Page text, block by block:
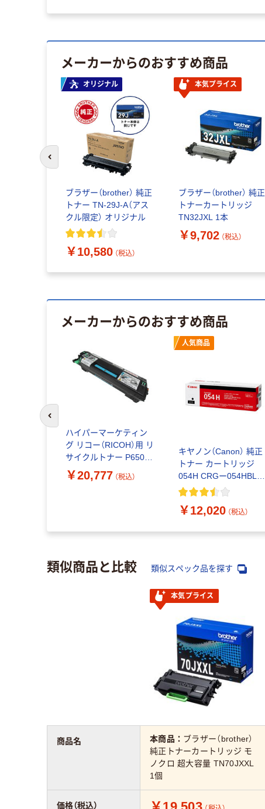
メーカーからのおすすめ商品
オリジナル
ブラザー（brother） 純正
トナー TN-29J-A（アス
クル限定） オリジナル
￥10,580 （税込）
本気プライス
ブラザー（brother） 純正
トナーカートリッジ
TN32JXL 1本
￥9,702 （税込）
前のスライドへ
メーカーからのおすすめ商品
ハイパーマーケティン
グ リコー（RICOH）用 リ
サイクルトナー P6500H
タイプ モノクロ 大容量
1個（直送品）
￥20,777 （税込）
人気商品
キヤノン（Canon） 純正
トナー カートリッジ
054H CRGー054HBLK
ブラック 大容量
￥12,020 （税込）
類似商品と比較 類似スペック品を探す
本気プライス
商品名 本商品： ブラザー（brother）
純正トナーカートリッジ モ
ノクロ 超大容量 TN70JXXL
1個
価格（税込）